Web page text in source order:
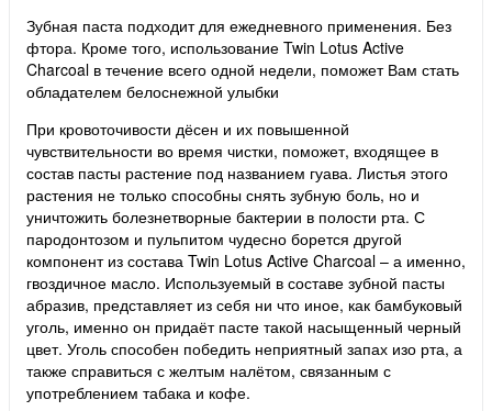
Зубная паста подходит для ежедневного применения. Без
фтора. Кроме того, использование Twin Lotus Active
Charcoal в течение всего одной недели, поможет Вам стать
обладателем белоснежной улыбки
При кровоточивости дёсен и их повышенной
чувствительности во время чистки, поможет, входящее в
состав пасты растение под названием гуава. Листья этого
растения не только способны снять зубную боль, но и
уничтожить болезнетворные бактерии в полости рта. С
пародонтозом и пульпитом чудесно борется другой
компонент из состава Twin Lotus Active Charcoal – а именно,
гвоздичное масло. Используемый в составе зубной пасты
абразив, представляет из себя ни что иное, как бамбуковый
уголь, именно он придаёт пасте такой насыщенный черный
цвет. Уголь способен победить неприятный запах изо рта, а
также справиться с желтым налётом, связанным с
употреблением табака и кофе.